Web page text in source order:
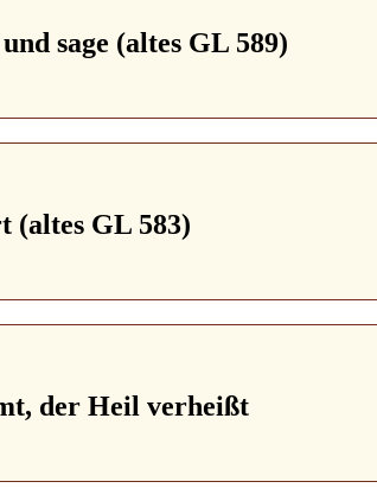
sage (altes GL 589)
(altes GL 583)
der Heil verheißt